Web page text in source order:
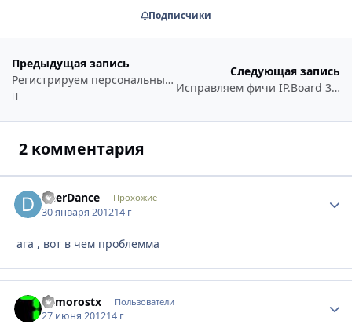
Подписчики
Предыдущая запись
Регистрируем персональные страницы для IP.Board 3
Следующая запись
Исправляем фичи IP.Board 3.2.1
2 комментария
DeerDance Прохожие
30 января 201214 г
ага , вот в чем проблемма
demorostx Пользователи
27 июня 201214 г